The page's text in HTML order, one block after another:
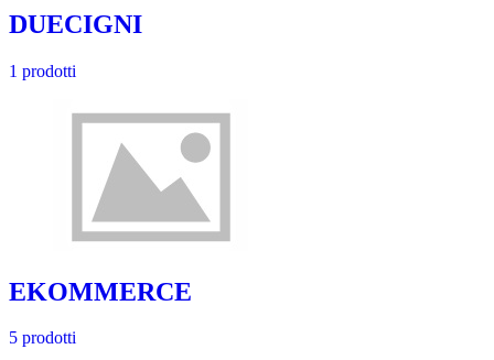
DUECIGNI
1 prodotti
EKOMMERCE
5 prodotti